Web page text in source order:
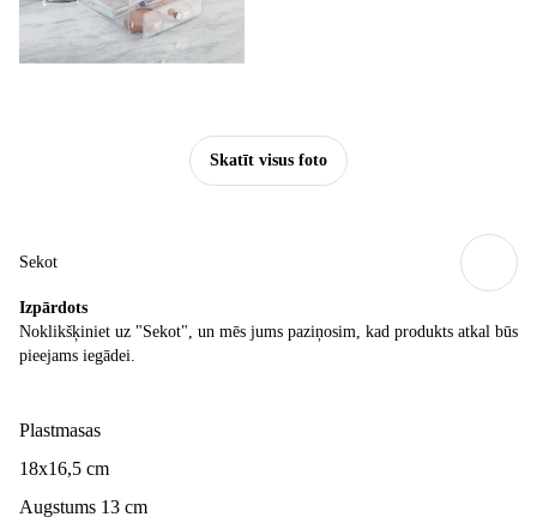
Skatīt visus foto
Sekot
Izpārdots
Noklikšķiniet uz "Sekot", un mēs jums paziņosim, kad produkts atkal būs
pieejams iegādei.
Plastmasas
18x16,5 cm
Augstums 13 cm